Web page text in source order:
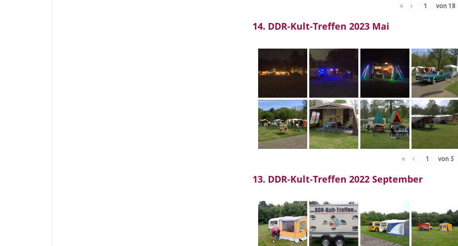
« ‹ von18
14. DDR-Kult-Treffen 2023 Mai
« ‹ von 5
13. DDR-Kult-Treffen 2022 September